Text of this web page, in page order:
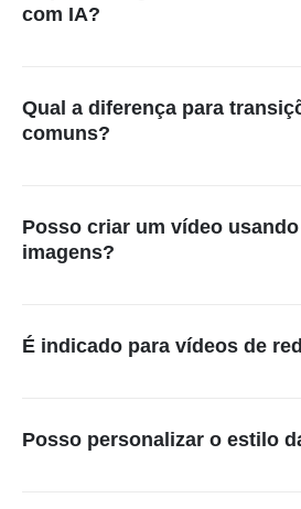
com IA?
produzindo um vídeo contínuo e
Qual a diferença para
comuns?
cinematográficas mais naturais.
Posso criar um vídeo
imagens?
É indicado para vídeos de
Posso personalizar o estilo